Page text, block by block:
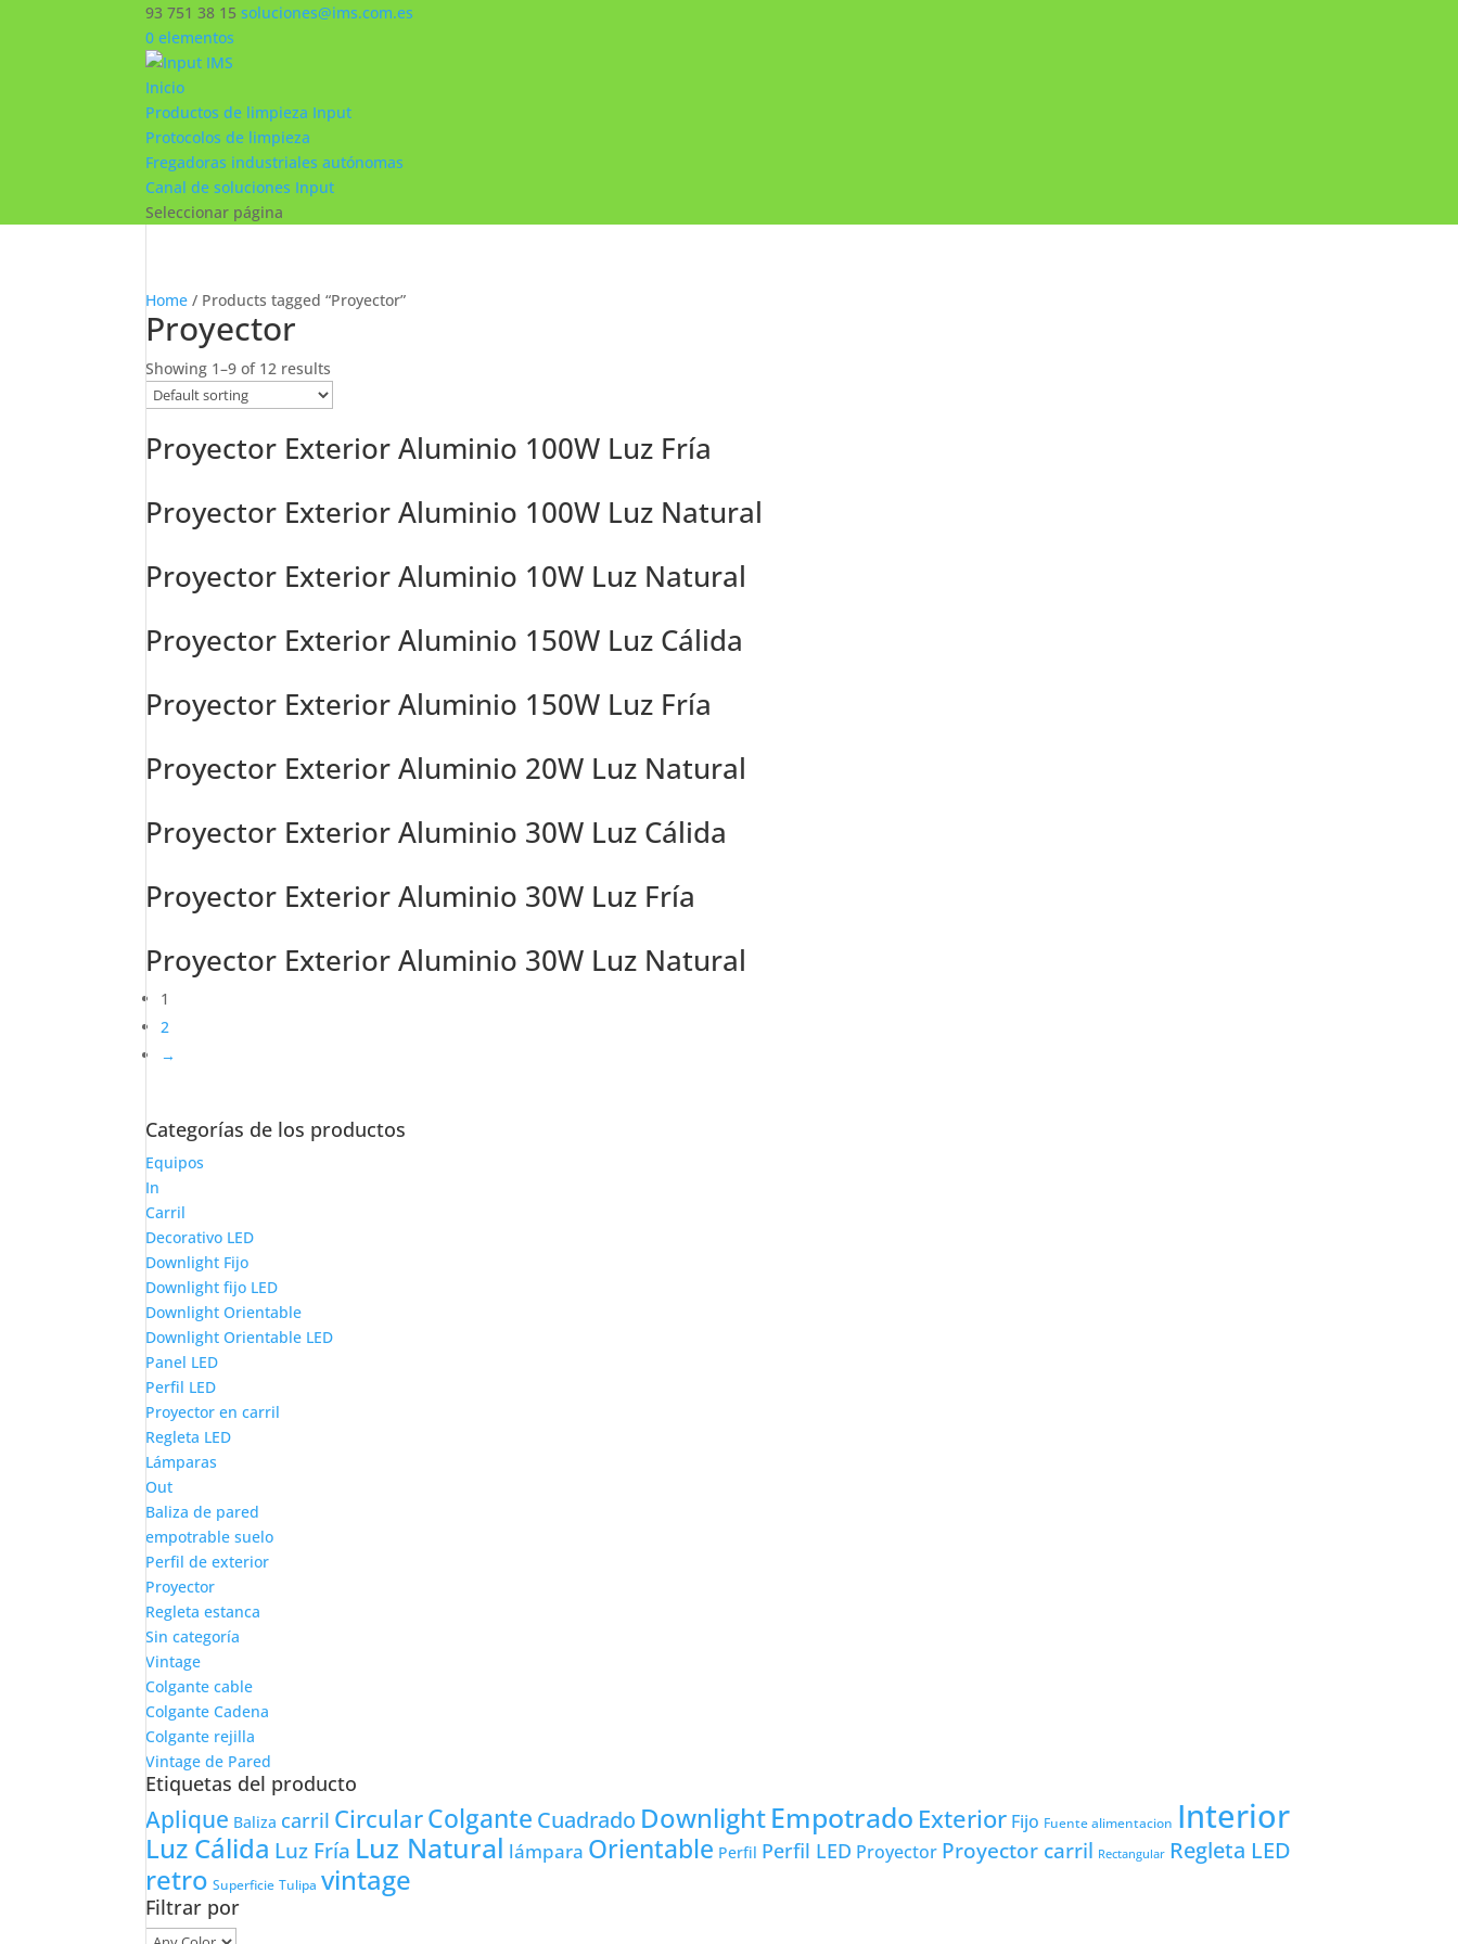
93 751 38 15 soluciones@ims.com.es
0 elementos
Inicio
Productos de limpieza Input
Protocolos de limpieza
Fregadoras industriales autónomas
Canal de soluciones Input
Seleccionar página
Home / Products tagged “Proyector”
Proyector
Showing 1–9 of 12 results
Proyector Exterior Aluminio 100W Luz Fría
Proyector Exterior Aluminio 100W Luz Natural
Proyector Exterior Aluminio 10W Luz Natural
Proyector Exterior Aluminio 150W Luz Cálida
Proyector Exterior Aluminio 150W Luz Fría
Proyector Exterior Aluminio 20W Luz Natural
Proyector Exterior Aluminio 30W Luz Cálida
Proyector Exterior Aluminio 30W Luz Fría
Proyector Exterior Aluminio 30W Luz Natural
1
2
→
Categorías de los productos
Equipos
In
Carril
Decorativo LED
Downlight Fijo
Downlight fijo LED
Downlight Orientable
Downlight Orientable LED
Panel LED
Perfil LED
Proyector en carril
Regleta LED
Lámparas
Out
Baliza de pared
empotrable suelo
Perfil de exterior
Proyector
Regleta estanca
Sin categoría
Vintage
Colgante cable
Colgante Cadena
Colgante rejilla
Vintage de Pared
Etiquetas del producto
Aplique Baliza carril CircularColgante Cuadrado DownlightEmpotrado Exterior Fijo Fuente alimentacion Interior
Luz Cálida Luz Fría Luz Natural lámpara Orientable Perfil Perfil LED Proyector Proyector carril Rectangular Regleta LED
retro Superficie Tulipa vintage
Filtrar por